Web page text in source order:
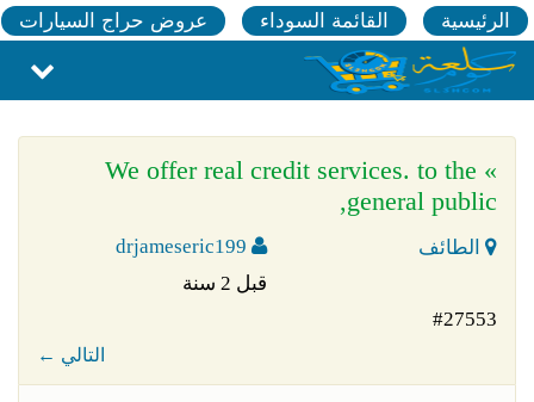
الرئيسية القائمة السوداء عروض حراج السيارات
» We offer real credit services. to the
general public,
الطائف
قبل 2 سنة
#27553
← التالي